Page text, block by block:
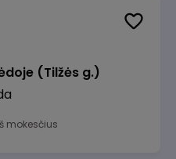
(Tilžės g.)
mokesčius